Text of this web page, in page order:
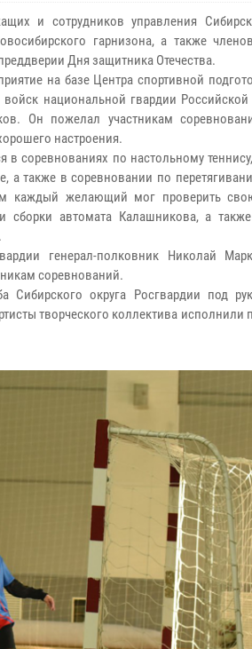
и сотрудников управления
гарнизона, а также
Дня защитника Отечества.
на базе Центра спортивной
национальной гвардии Российской
Он пожелал участникам
настроения.
в соревнованиях по настольному
а также в соревновании по
каждый желающий мог проверить
сборки автомата Калашникова, а также
генерал-полковник Николай
соревнований.
Сибирского округа Росгвардии под
творческого коллектива исполнили